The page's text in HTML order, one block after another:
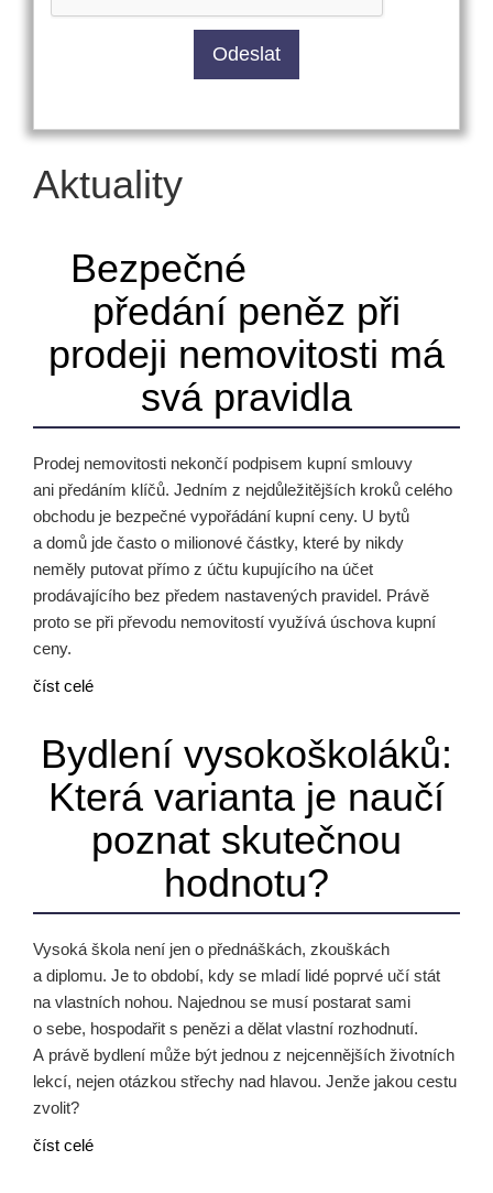
Aktuality
Bezpečné
předání peněz při
prodeji nemovitosti má
svá pravidla
Prodej nemovitosti nekončí podpisem kupní smlouvy
ani předáním klíčů. Jedním z nejdůležitějších kroků celého
obchodu je bezpečné vypořádání kupní ceny. U bytů
a domů jde často o milionové částky, které by nikdy
neměly putovat přímo z účtu kupujícího na účet
prodávajícího bez předem nastavených pravidel. Právě
proto se při převodu nemovitostí využívá úschova kupní
ceny.
číst celé
Bydlení vysokoškoláků:
Která varianta je naučí
poznat skutečnou
hodnotu?
Vysoká škola není jen o přednáškách, zkouškách
a diplomu. Je to období, kdy se mladí lidé poprvé učí stát
na vlastních nohou. Najednou se musí postarat sami
o sebe, hospodařit s penězi a dělat vlastní rozhodnutí.
A právě bydlení může být jednou z nejcennějších životních
lekcí, nejen otázkou střechy nad hlavou. Jenže jakou cestu
zvolit?
číst celé